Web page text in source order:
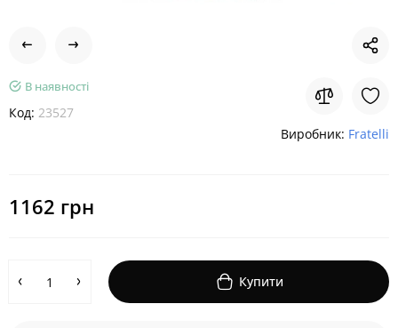
В наявності
Код: 23527
Виробник: Fratelli
1162 грн
Купити